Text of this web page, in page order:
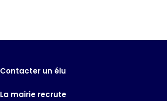
Contacter un élu
La mairie recrute